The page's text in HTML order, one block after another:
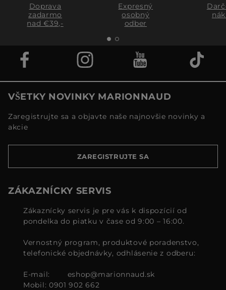
Doprava
zadarmo
nad €39,-
Expresný
osobný
odber
VŠETKY NOVINKY MARIONNAUD
Zaregistrujte sa a objavte naše najnovšie novinky a
akcie
ZAREGISTRUJTE SA
ZÁKAZNÍCKY SERVIS
Zákaznícky servis je pre vás k dispozícií od
pondelka do piatku v čase od 9:00 – 16:00.
Vernostný program, produktové poradenstvo,
telefonické objednávky, odhlásenie z odberu:
E-mail:
eshop@marionnaud.sk
Mobil: 0901 902 662